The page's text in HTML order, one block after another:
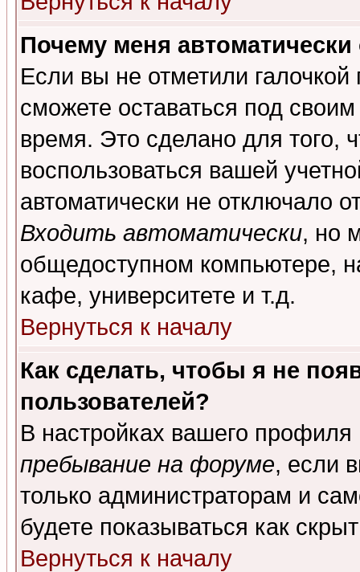
Почему меня автоматически
Если вы не отметили галочкой
сможете оставаться под
время. Это сделано для того,
воспользоваться вашей
автоматически не отключало
Входить автоматически, но
общедоступном компьютере,
кафе, университете и т.д.
Вернуться к началу
Как сделать, чтобы я не
пользователей?
В настройках вашего
пребывание на форуме, если
только администраторам и
будете показываться как
Вернуться к началу